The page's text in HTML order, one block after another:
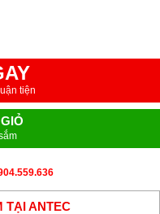
tiện
TẠI ANTEC